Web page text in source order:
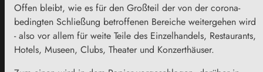
Offen bleibt, wie es für den Großteil der von der corona-
bedingten Schließung betroffenen Bereiche weitergehen wird
- also vor allem für weite Teile des Einzelhandels, Restaurants,
Hotels, Museen, Clubs, Theater und Konzerthäuser.